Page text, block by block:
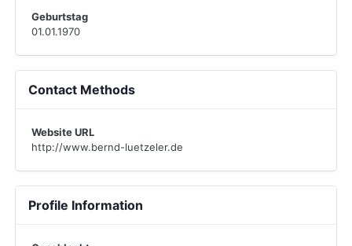
Geburtstag
01.01.1970
Contact Methods
Website URL
http://www.bernd-luetzeler.de
Profile Information